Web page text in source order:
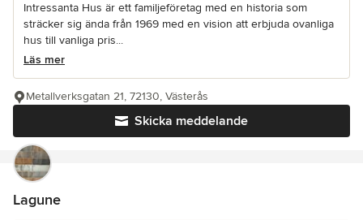
Intressanta Hus är ett familjeföretag med en historia som
sträcker sig ända från 1969 med en vision att erbjuda ovanliga
hus till vanliga pris...
Läs mer
Skicka meddelande
Metallverksgatan 21, 72130, Västerås
Lagune